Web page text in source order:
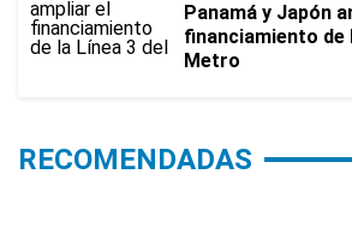
Panamá y Japón
financiamiento de
Metro
RECOMENDADAS